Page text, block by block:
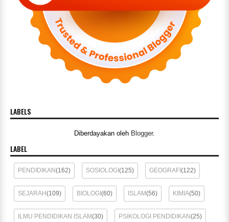
LABELS
Diberdayakan oleh Blogger.
LABEL
PENDIDIKAN(162) SOSIOLOGI(125) GEOGRAFI(122)
SEJARAH(109) BIOLOGI(60) ISLAM(56) KIMIA(50)
ILMU PENDIDIKAN ISLAM(30) PSIKOLOGI PENDIDIKAN(25)